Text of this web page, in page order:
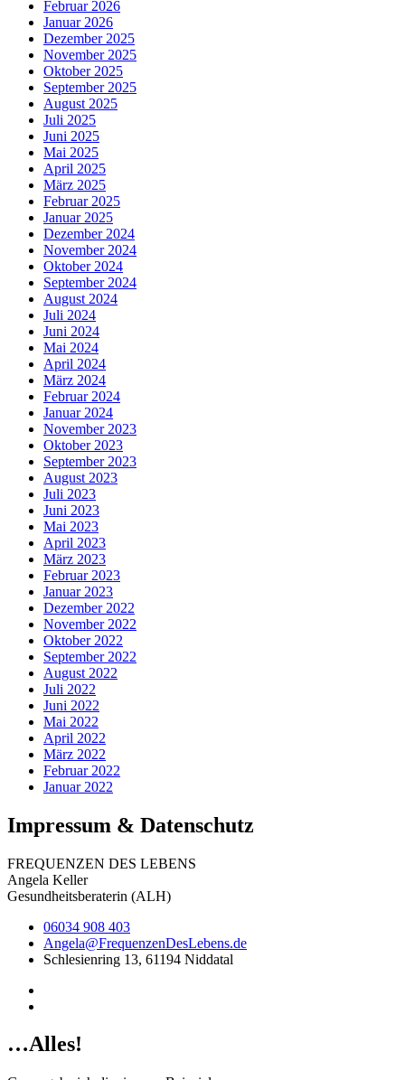
Februar 2026
Januar 2026
Dezember 2025
November 2025
Oktober 2025
September 2025
August 2025
Juli 2025
Juni 2025
Mai 2025
April 2025
März 2025
Februar 2025
Januar 2025
Dezember 2024
November 2024
Oktober 2024
September 2024
August 2024
Juli 2024
Juni 2024
Mai 2024
April 2024
März 2024
Februar 2024
Januar 2024
November 2023
Oktober 2023
September 2023
August 2023
Juli 2023
Juni 2023
Mai 2023
April 2023
März 2023
Februar 2023
Januar 2023
Dezember 2022
November 2022
Oktober 2022
September 2022
August 2022
Juli 2022
Juni 2022
Mai 2022
April 2022
März 2022
Februar 2022
Januar 2022
Impressum & Datenschutz
FREQUENZEN DES LEBENS
Angela Keller
Gesundheitsberaterin (ALH)
06034 908 403
Angela@FrequenzenDesLebens.de
Schlesienring 13, 61194 Niddatal
…Alles!